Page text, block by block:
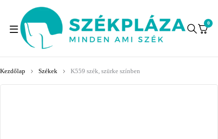
0
Kezdőlap Székek K559 szék, szürke színben